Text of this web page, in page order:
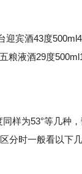
宾酒43度
粮液酒29度
样为53°等几种
分时一般看以下